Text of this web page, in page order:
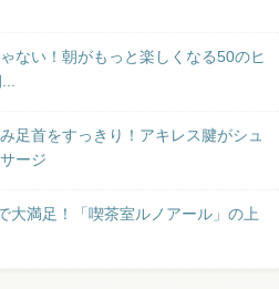
ない！朝がもっと楽しくなる50のヒ
足首をすっきり！アキレス腱がシュ
ージ
大満足！「喫茶室ルノアール」の上